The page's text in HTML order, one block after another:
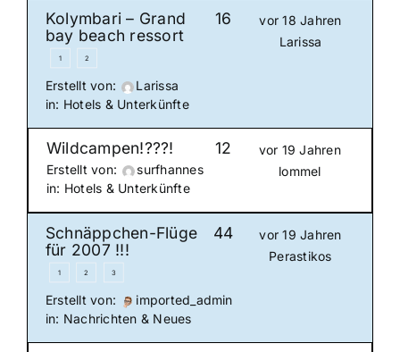
Kolymbari – Grand
bay beach ressort
1 2
Erstellt von:
Larissa
in: Hotels & Unterkünfte
16
vor 18 Jahren
Larissa
Wildcampen!???!
Erstellt von:
surfhannes
in: Hotels & Unterkünfte
12
vor 19 Jahren
lommel
Schnäppchen-Flüge
für 2007 !!!
1 2 3
Erstellt von:
imported_admin
in: Nachrichten & Neues
44
vor 19 Jahren
Perastikos